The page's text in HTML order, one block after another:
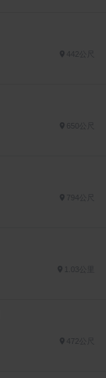
442公尺
650公尺
794公尺
472公尺